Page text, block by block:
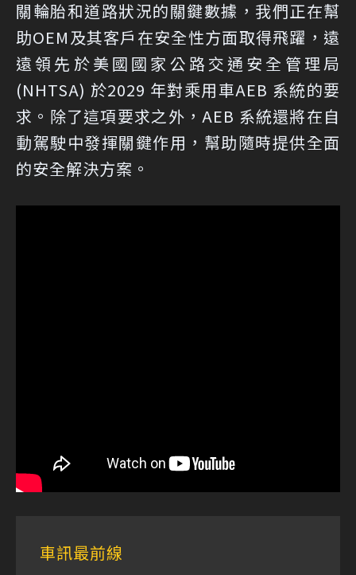
關輪胎和道路狀況的關鍵數據，我們正在幫
助OEM及其客戶在安全性方面取得飛躍，遠
遠領先於美國國家公路交通安全管理局
(NHTSA) 於2029 年對乘用車AEB 系統的要
求。除了這項要求之外，AEB 系統還將在自
動駕駛中發揮關鍵作用，幫助隨時提供全面
的安全解決方案。
車訊最前線